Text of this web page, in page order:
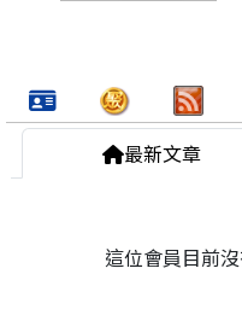
最新文章
這位會員目前